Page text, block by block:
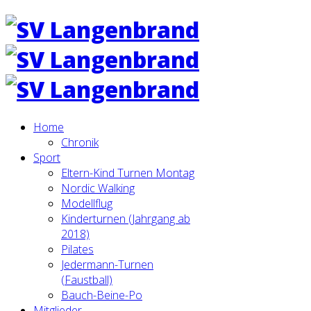
Home
Chronik
Sport
Eltern-Kind Turnen Montag
Nordic Walking
Modellflug
Kinderturnen (Jahrgang ab
2018)
Pilates
Jedermann-Turnen
(Faustball)
Bauch-Beine-Po